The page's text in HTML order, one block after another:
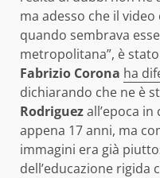
ma adesso che il
quando sembrava
metropolitana”, è
Fabrizio Corona ha
dichiarando che ne è
Rodriguezall’epoca
appena 17 anni, ma
immagini era già
dell’educazione rigida